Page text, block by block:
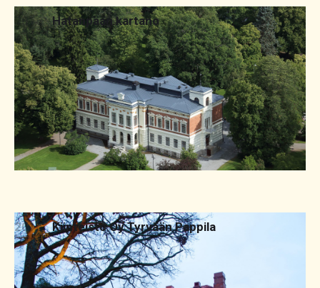
2016 Hatanpään kartano
2016 Kiinteistö Oy Tyrvään Pappila